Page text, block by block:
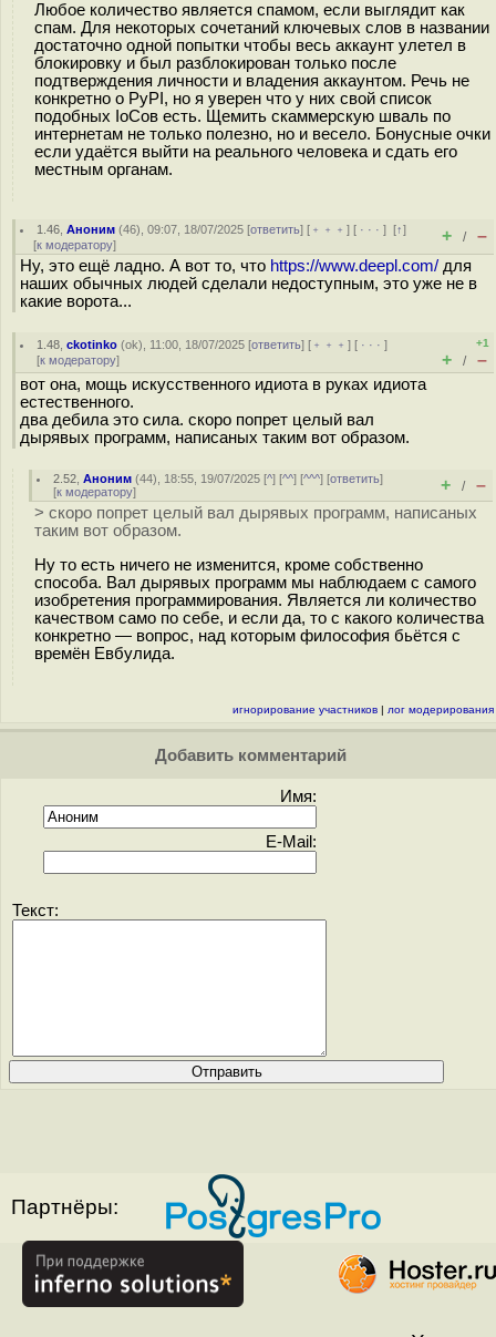
Любое количество является спамом, если выглядит как
спам. Для некоторых сочетаний ключевых слов в названии
достаточно одной попытки чтобы весь аккаунт улетел в
блокировку и был разблокирован только после
подтверждения личности и владения аккаунтом. Речь не
конкретно о PyPI, но я уверен что у них свой список
подобных IoCов есть. Щемить скаммерскую шваль по
интернетам не только полезно, но и весело. Бонусные очки
если удаётся выйти на реального человека и сдать его
местным органам.
1.46 ,Аноним (46), 09:07, 18/07/2025 [ответить] [ ﹢﹢﹢] [ · · ·][↑]
[к модератору] + / –
Ну, это ещё ладно. А вот то, что https://www.deepl.com/ для
наших обычных людей сделали недоступным, это уже не в
какие ворота...
1.48 ,ckotinko (ok), 11:00, 18/07/2025 [ответить] [ ﹢﹢﹢] [ · · ·]
[к модератору]
+1
+ / –
вот она, мощь искусственного идиота в руках идиота
естественного.
два дебила это сила. скоро попрет целый вал
дырявых программ, написаных таким вот образом.
2.52 ,Аноним (44), 18:55, 19/07/2025 [^] [^^] [^^^] [ответить]
[к модератору] + / –
> скоро попрет целый вал дырявых программ, написаных
таким вот образом.
Ну то есть ничего не изменится, кроме собственно
способа. Вал дырявых программ мы наблюдаем с самого
изобретения программирования. Является ли количество
качеством само по себе, и если да, то с какого количества
конкретно — вопрос, над которым философия бьётся с
времён Евбулида.
игнорирование участников | лог модерирования
Добавить комментарий
Имя:
E-Mail:
Текст:
Партнёры: